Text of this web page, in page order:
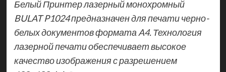
Белый Принтер лазерный монохромный
BULAT P1024 предназначен для печати черно-
белых документов формата A4. Технология
лазерной печати обеспечивает высокое
качество изображения с разрешением